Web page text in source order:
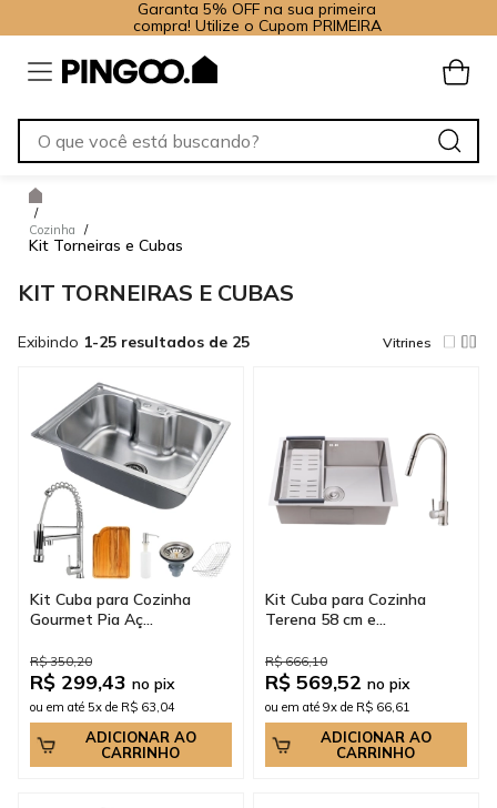
Garanta 5% OFF na sua primeira
compra! Utilize o Cupom PRIMEIRA
/
Cozinha
/
Kit Torneiras e Cubas
KIT TORNEIRAS E CUBAS
Exibindo 1-25 resultados de 25 Vitrines
Kit Cuba para Cozinha
Gourmet Pia Aç...
R$ 350,20
R$ 299,43 no pix
ou em até 5x de R$ 63,04
ADICIONAR AO
CARRINHO
Kit Cuba para Cozinha
Terena 58 cm e...
R$ 666,10
R$ 569,52 no pix
ou em até 9x de R$ 66,61
ADICIONAR AO
CARRINHO